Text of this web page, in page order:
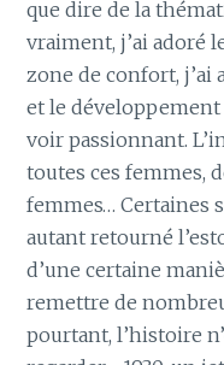
que dire de la
vraiment, j’ai adoré
zone de confort, j’ai
et le
voir passionnant.
toutes ces femmes,
femmes… Certaines
autant retourné
d’une certaine
remettre de
pourtant, l’histoire